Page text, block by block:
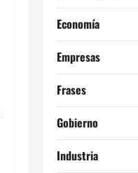
Economía
Empresas
Frases
Gobierno
Industria